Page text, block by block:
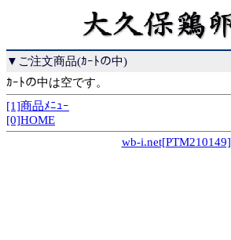
▼ご注文商品(ｶｰﾄの中)
ｶｰﾄの中は空です。
[1]商品ﾒﾆｭｰ
[0]HOME
wb-i.net[PTM210149]